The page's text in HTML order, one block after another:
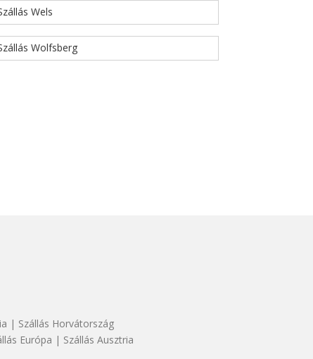
Wels
Wolfsberg
| Szállás Horvátország
Európa | Szállás Ausztria